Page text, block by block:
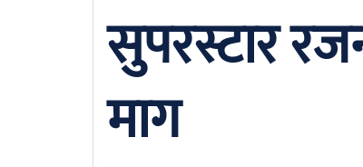
सुपरस्टार
माग